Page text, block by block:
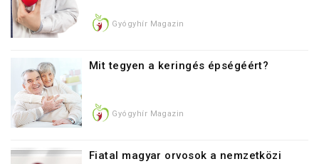
Gyógyhír Magazin
Mit tegyen a keringés épségéért?
Gyógyhír Magazin
Fiatal magyar orvosok a nemzetközi